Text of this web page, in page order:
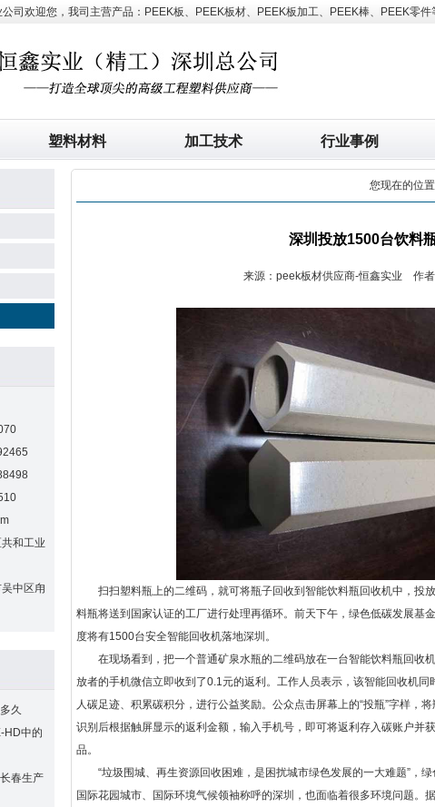
司欢迎您，我司主营产品：PEEK板、PEEK板材、PEEK板加工、PEEK棒、PEEK零件
塑料材料 加工技术 行业事例
和工业
中区甪
久
HD中的
春生产
您现在的位置
深圳投放1500台饮料
来源：peek板材供应商-恒鑫实业 作
扫扫塑料瓶上的二维码，就可将瓶子回收到智能饮料瓶回收机中，投
料瓶将送到国家认证的工厂进行处理再循环。前天下午，绿色低碳发展基
度将有1500台安全智能回收机落地深圳。
在现场看到，把一个普通矿泉水瓶的二维码放在一台智能饮料瓶回收
放者的手机微信立即收到了0.1元的返利。工作人员表示，该智能回收机同
人碳足迹、积累碳积分，进行公益奖励。公众点击屏幕上的“投瓶”字样，
识别后根据触屏显示的返利金额，输入手机号，即可将返利存入碳账户并
品。
“垃圾围城、再生资源回收困难，是困扰城市绿色发展的一大难题”，
国际花园城市、国际环境气候领袖称呼的深圳，也面临着很多环境问题。